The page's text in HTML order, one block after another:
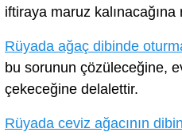
iftiraya maruz kalınacağına
Rüyada ağaç dibinde
bu sorunun çözüleceğine,
çekeceğine delalettir.
Rüyada ceviz ağacının